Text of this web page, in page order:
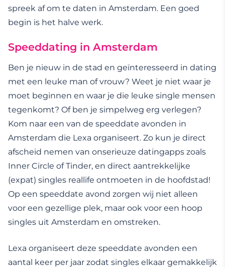
spreek af om te daten in Amsterdam. Een goed
begin is het halve werk.
Speeddating in Amsterdam
Ben je nieuw in de stad en geïnteresseerd in dating
met een leuke man of vrouw? Weet je niet waar je
moet beginnen en waar je die leuke single mensen
tegenkomt? Of ben je simpelweg erg verlegen?
Kom naar een van de speeddate avonden in
Amsterdam die Lexa organiseert. Zo kun je direct
afscheid nemen van onserieuze datingapps zoals
Inner Circle of Tinder, en direct aantrekkelijke
(expat) singles reallife ontmoeten in de hoofdstad!
Op een speeddate avond zorgen wij niet alleen
voor een gezellige plek, maar ook voor een hoop
singles uit Amsterdam en omstreken.
Lexa organiseert deze speeddate avonden een
aantal keer per jaar zodat singles elkaar gemakkelijk